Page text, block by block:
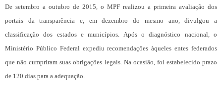
De setembro a outubro de 2015, o MPF realizou a primeira avaliação dos
portais da transparência e, em dezembro do mesmo ano, divulgou a
classificação dos estados e municípios. Após o diagnóstico nacional, o
Ministério Público Federal expediu recomendações àqueles entes federados
que não cumpriram suas obrigações legais. Na ocasião, foi estabelecido prazo
de 120 dias para a adequação.